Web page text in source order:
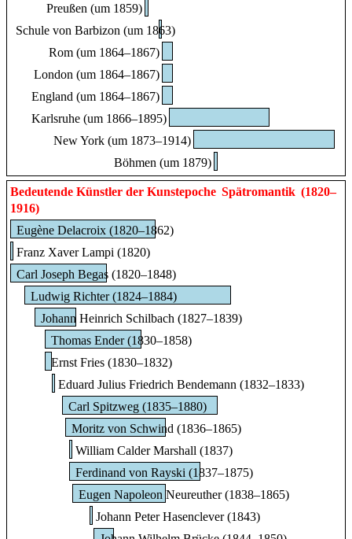
Preußen (um 1859)
Schule von Barbizon (um 1863)
Rom (um 1864–1867)
London (um 1864–1867)
England (um 1864–1867)
Karlsruhe (um 1866–1895)
New York (um 1873–1914)
Böhmen (um 1879)
Bedeutende Künstler der Kunstepoche Spätromantik (1820–
1916)
Eugène Delacroix (1820–1862)
Franz Xaver Lampi (1820)
Carl Joseph Begas (1820–1848)
Ludwig Richter (1824–1884)
Johann Heinrich Schilbach (1827–1839)
Thomas Ender (1830–1858)
Ernst Fries (1830–1832)
Eduard Julius Friedrich Bendemann (1832–1833)
Carl Spitzweg (1835–1880)
Moritz von Schwind (1836–1865)
William Calder Marshall (1837)
Ferdinand von Rayski (1837–1875)
Eugen Napoleon Neureuther (1838–1865)
Johann Peter Hasenclever (1843)